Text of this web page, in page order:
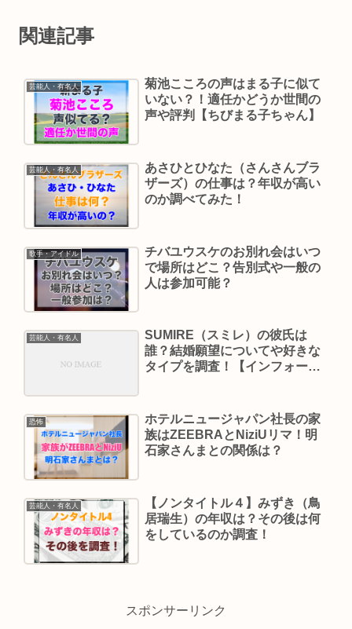
関連記事
芸能人・有名人
菊池こころの声はまる子に似て
いない？！適任かどうか世間の
声や評判【ちびまる子ちゃん】
芸能人・有名人
あさひとひなた（さんさんブラ
ザーズ）の仕事は？年収が高い
のか調べてみた！
歌手・アイドル
チバユウスケのお別れ会はいつ
で場所はどこ？告別式や一般の
人は参加可能？
芸能人・有名人
SUMIRE（スミレ）の彼氏は
誰？結婚願望についてや好きな
タイプを調査！【インフォー
恐怖
ホテルニュージャパン社長の家
族はZEEBRAとNiziUリマ！明
石家さんまとの関係は？
芸能人・有名人
【ノンタイトル４】みずき（鳥
居瑞生）の年収は？その後は何
をしているのか調査！
スポンサーリンク